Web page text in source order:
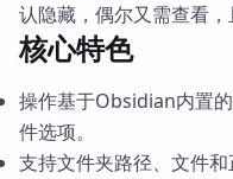
认隐藏，偶尔又需查看，
核心特色
操作基于Obsidian内置
件选项。
支持文件夹路径、文件和